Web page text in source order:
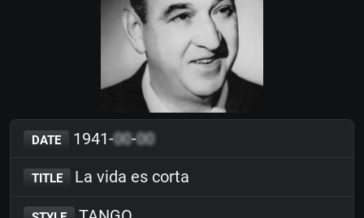
DATE 1941-00-00
TITLE La vida es corta